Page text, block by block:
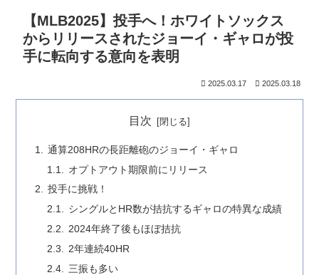
【MLB2025】投手へ！ホワイトソックス
からリリースされたジョーイ・ギャロが投
手に転向する意向を表明
2025.03.17 2025.03.18
目次
通算208HRの長距離砲のジョーイ・ギャロ
オプトアウト期限前にリリース
投手に挑戦！
シングルとHR数が拮抗するギャロの特異な成績
2024年終了後もほぼ拮抗
2年連続40HR
三振も多い